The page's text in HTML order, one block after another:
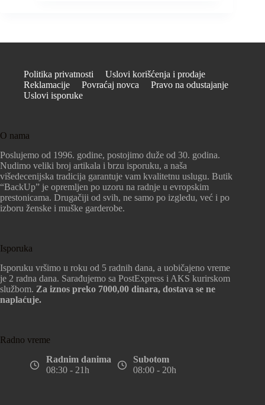
Politika privatnosti
Uslovi korišćenja i prodaje
Reklamacije
Povraćaj novca
Pravo na odustajanje
Uslovi isporuke
O nama
Poslujemo od 1996. godine, postojimo duže od 30. godina.
Nudimo veliki broj artikala i brzu isporuku, a naša
višedecenijska tradicija garantuje vam kvalitetnu uslugu. Butik
“BackUp” je opremljen po uzoru na radnje u evropskim
prestonicama. Drugačiji od svih, ne samo po izgledu, već i po
izboru ženske i muške garderobe.
Isporuka
Isporuku vršimo u roku od 5 radnih dana, a uobičajeno vreme
je 2 radna dana. Sarađujemo sa PostExpress i AKS kurirskom
službom. Za iznos preko 7000,00 dinara, dostava se ne
naplaćuje.
Radno vreme
Radnim danima
08:30 - 21h
Subotom
08:00 - 20h